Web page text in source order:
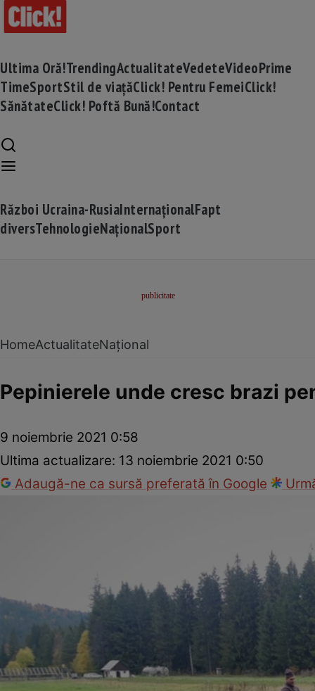
Ultima Oră!TrendingActualitateVedeteVideoPrime
TimeSportStil de viațăClick! Pentru FemeiClick!
SănătateClick! Poftă Bună!Contact
Război Ucraina-RusiaInternaționalFapt
diversTehnologieNaționalSport
HomeActualitateNațional
Pepinierele unde cresc brazi
9 noiembrie 2021 0:58
Ultima actualizare: 13 noiembrie 2021 0:50
Adaugă-ne ca sursă preferată în Google